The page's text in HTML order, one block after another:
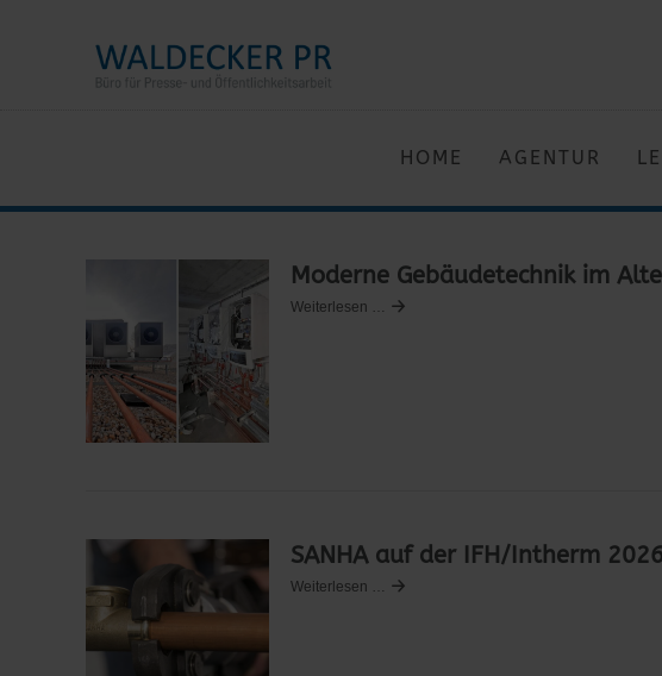
HOME AGENTUR
Moderne Gebäudetechnik im
Weiterlesen …
SANHA auf der IFH/Intherm
Weiterlesen …